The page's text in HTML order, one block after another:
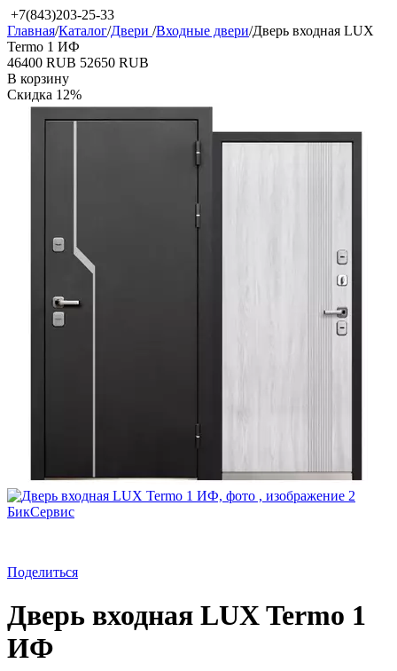
+7(843)203-25-33
Главная/Каталог/Двери /Входные двери/Дверь входная LUX
Termo 1 ИФ
‍46400‍ RUB ‍52650‍ RUB
В корзину
Скидка 12%
Поделиться
Дверь входная LUX Termo 1
ИФ